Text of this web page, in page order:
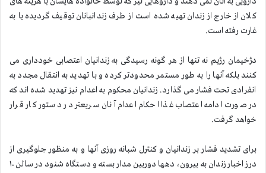
کلان از خارج از زندان تهیه شده است از طرف زندانبانان توقیف گردیده یا به
غارت رفته است.
دژخیمان رژیم نه تنها از هر گونه رسیدگی به زندانیان اعتصابی خودداری می
کنند بلکه آنها را به طور مستمر محدودتر کرده و با تهدید به انتقال مجدد به
انفرادی تحت فشار می گذارد. زندانیان محکوم به اعدام نیز تهدید شده اند که
در صورت ادامه اعتصاب غذا احکام اعدام آنان سریعتر در دستور کار قرار
خواهد گرفت.
برای تشدید فشار بر زندانیان و کنترل شبانه روزی آنها و به منظور جلوگیری از
درز اخبار زندان به بیرون، دهها دوربین مدار بسته و دستگاه شنود در سالن ۱۰